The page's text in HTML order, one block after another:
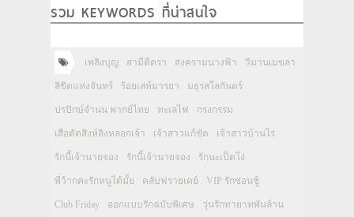
รวม KEYWORDS ที่น่าสนใจ
เพลิงบุญ สามีตีตรา สงครามนางฟ้า วิมานเมขลา
ลิขิตแห่งจันทร์ ร้อยเล่ห์มารยา มธุรสโลกันตร์
ปรปักษ์จำนน พากย์ไทย ทะเลไฟ กรงกรรม
เสือตัดสิงห์ลิงหลอกเจ้า เจ้าสาวแก้ขัด เจ้าสาวบ้านไร่
รักนี้เจ้านายจอง รักนี้เจ้านายจอง รักนะเป็ดโง่
พี่ว้ากคะรักหนูได้มั้ย คลับฟรายเดย์ VIP รักซ่อนชู้
Club Friday ออกแบบรักฉบับพิเศษ วุ่นรักทายาทพันล้าน